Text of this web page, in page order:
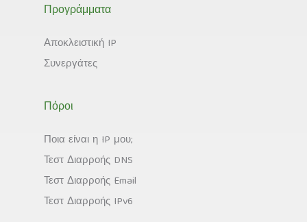
Προγράμματα
Αποκλειστική IP
Συνεργάτες
Πόροι
Ποια είναι η IP μου;
Τεστ Διαρροής DNS
Τεστ Διαρροής Email
Τεστ Διαρροής IPv6